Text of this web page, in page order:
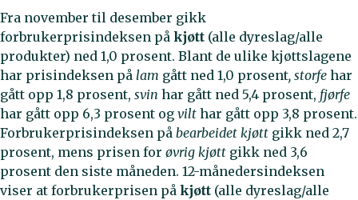
Fra november til desember gikk
forbrukerprisindeksen på kjøtt (alle dyreslag/alle
produkter) ned 1,0 prosent. Blant de ulike kjøttslagene
har prisindeksen på lam gått ned 1,0 prosent, storfe har
gått opp 1,8 prosent, svin har gått ned 5,4 prosent, fjørfe
har gått opp 6,3 prosent og vilt har gått opp 3,8 prosent.
Forbrukerprisindeksen på bearbeidet kjøtt gikk ned 2,7
prosent, mens prisen for øvrig kjøtt gikk ned 3,6
prosent den siste måneden. 12-månedersindeksen
viser at forbrukerprisen på kjøtt (alle dyreslag/alle